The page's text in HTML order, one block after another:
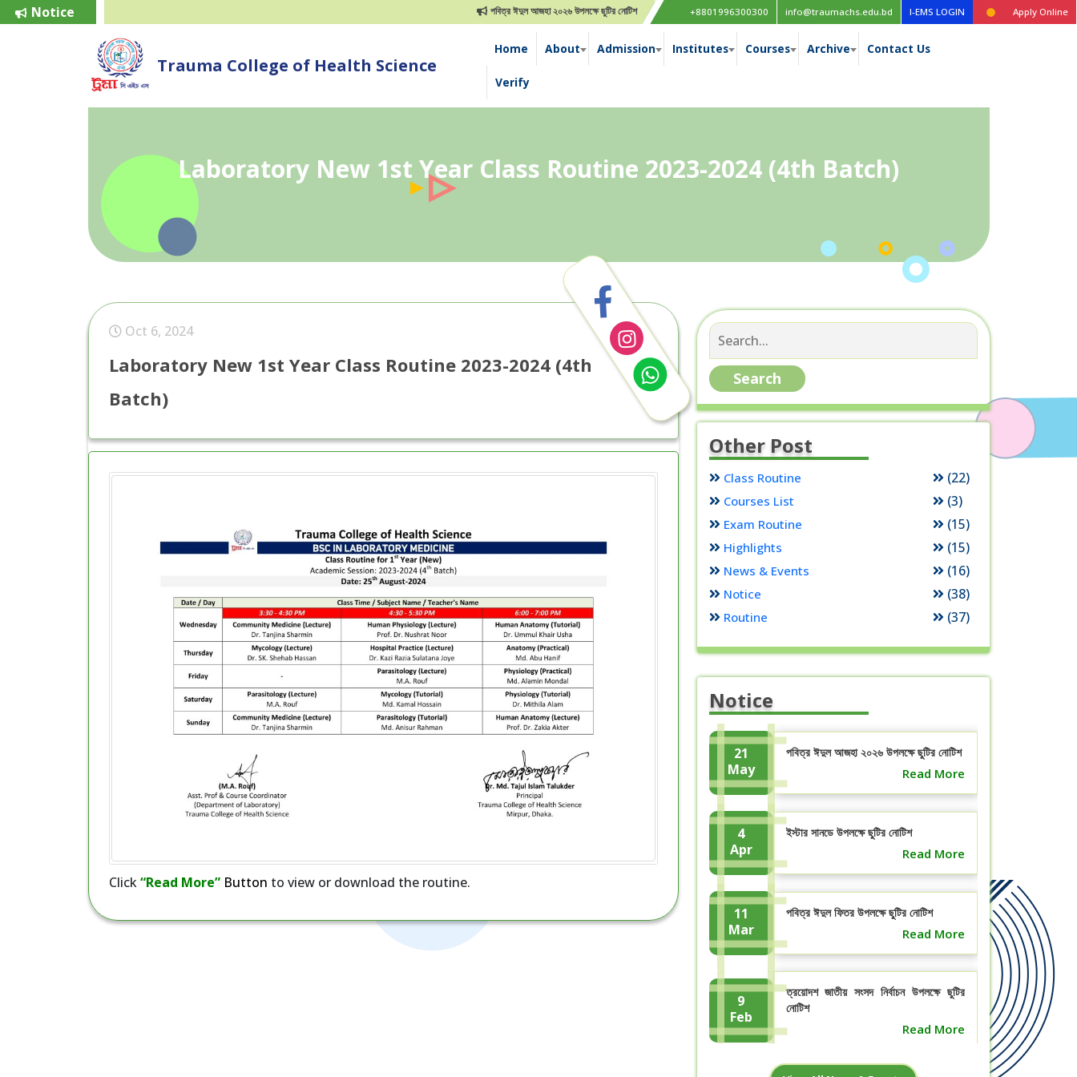
Notice পবিত্র ঈদুল আজহা ২০২৬ উপলক্ষে ছুটির নোটিশ ইস্টার সানডে উপলক্ষে ছুটির নোটিশ পবিত্র ঈদুল ফিতর উপলক্ষে ছুটির নোটিশ ত্রয়োদশ জাতীয় সংসদ নির্বাচন উপলক্ষে ছুটির
+8801996300300 info@traumachs.edu.bd I-EMS LOGIN Apply Online
Trauma College of Health Science
Home About Admission Institutes Courses Archive Contact Us
Verify
Laboratory New 1st Year Class Routine 2023-2024 (4th Batch)
Oct 6, 2024
Laboratory New 1st Year Class Routine 2023-2024 (4th
Batch)
Click“Read More” Button to view or download the routine.
Other Post
Class Routine (22)
Courses List (3)
Exam Routine (15)
Highlights (15)
News & Events (16)
Notice (38)
Routine (37)
Notice
21
May
পবিত্র ঈদুল আজহা ২০২৬ উপলক্ষে ছুটির নোটিশ
Read More
4
Apr
ইস্টার সানডে উপলক্ষে ছুটির নোটিশ
Read More
11
Mar
পবিত্র ঈদুল ফিতর উপলক্ষে ছুটির নোটিশ
Read More
9
Feb
ত্রয়োদশ জাতীয় সংসদ নির্বাচন উপলক্ষে ছুটির
নোটিশ
Read More